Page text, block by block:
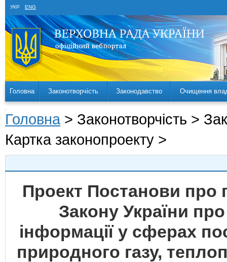
УКР ENG
Головна Законотворчість Законодавство Очищення
Головна > Законотворчість >
Картка законопроекту >
Проект Постанови про
Закону України
інформації у сферах
природного газу,